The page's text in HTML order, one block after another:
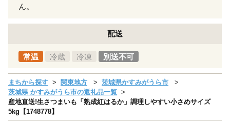
ん。
配送
常温 冷蔵 冷凍 別送不可
まちから探す 関東地方
茨城県かすみがうら市
茨城県 かすみがうら市の返礼品一覧
産地直送!生さつまいも「熟成紅はるか」調理しやすい小さめサイズ
5kg【1748778】